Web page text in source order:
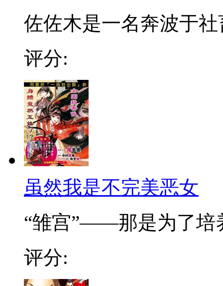
佐佐木是一名奔波于社
评分:
虽然我是不完美恶女
“雏宫”——那是为了培
评分: